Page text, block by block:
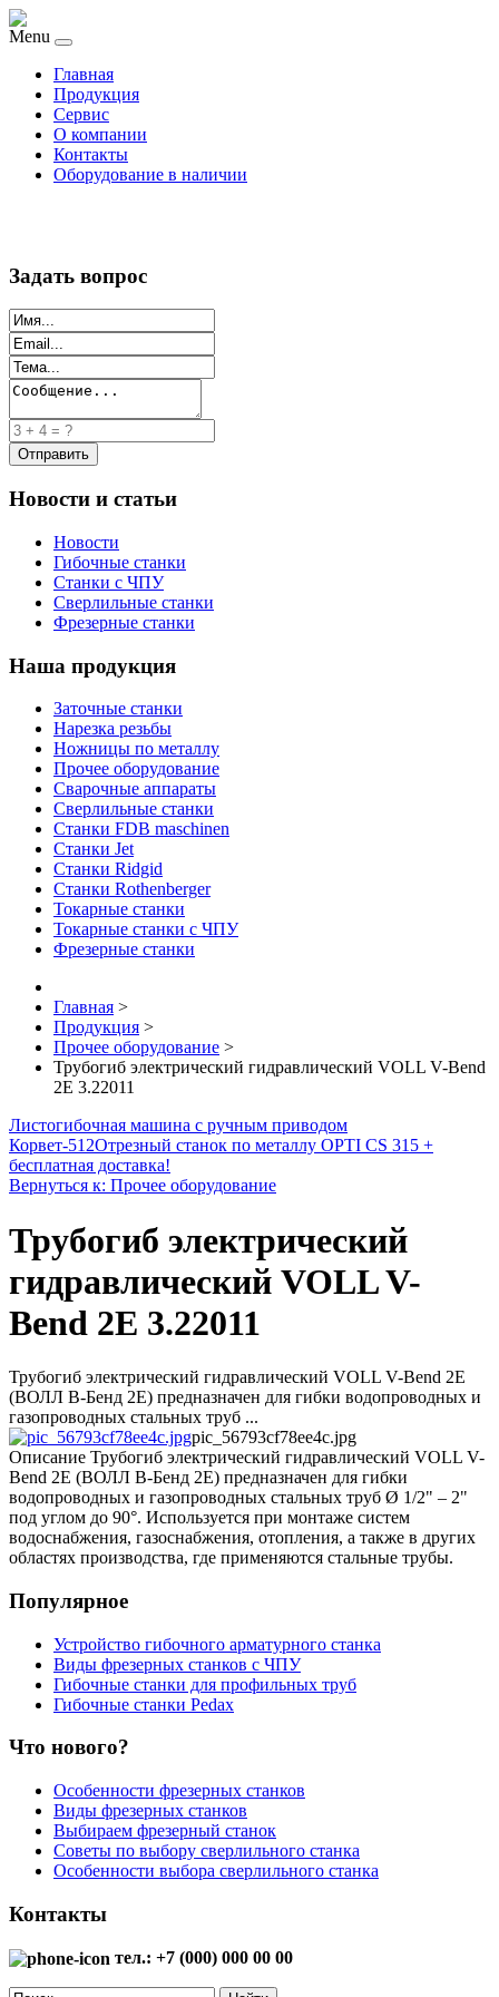
Menu
Главная
Продукция
Сервис
О компании
Контакты
Оборудование в наличии
Задать вопрос
Новости и статьи
Новости
Гибочные станки
Станки с ЧПУ
Сверлильные станки
Фрезерные станки
Наша продукция
Заточные станки
Нарезка резьбы
Ножницы по металлу
Прочее оборудование
Сварочные аппараты
Сверлильные станки
Станки FDB maschinen
Станки Jet
Станки Ridgid
Станки Rothenberger
Токарные станки
Токарные станки с ЧПУ
Фрезерные станки
Главная >
Продукция >
Прочее оборудование >
Трубогиб электрический гидравлический VOLL V-Bend
2E 3.22011
Листогибочная машина с ручным приводом
Корвет-512Отрезный станок по металлу OPTI CS 315 +
бесплатная доставка!
Вернуться к: Прочее оборудование
Трубогиб электрический
гидравлический VOLL V-
Bend 2E 3.22011
Трубогиб электрический гидравлический VOLL V-Bend 2E
(ВОЛЛ В-Бенд 2Е) предназначен для гибки водопроводных и
газопроводных стальных труб ...
pic_56793cf78ee4c.jpg
Описание Трубогиб электрический гидравлический VOLL V-
Bend 2E (ВОЛЛ В-Бенд 2Е) предназначен для гибки
водопроводных и газопроводных стальных труб Ø 1/2" – 2"
под углом до 90°. Используется при монтаже систем
водоснабжения, газоснабжения, отопления, а также в других
областях производства, где применяются стальные трубы.
Популярное
Устройство гибочного арматурного станка
Виды фрезерных станков с ЧПУ
Гибочные станки для профильных труб
Гибочные станки Pedax
Что нового?
Особенности фрезерных станков
Виды фрезерных станков
Выбираем фрезерный станок
Советы по выбору сверлильного станка
Особенности выбора сверлильного станка
Контакты
тел.: +7 (000) 000 00 00